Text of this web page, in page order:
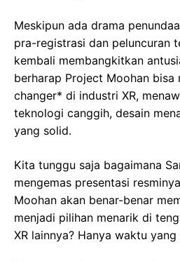
Meskipun ada drama
pra-registrasi dan peluncuran
kembali membangkitkan
berharap Project Moohan bisa
changer* di industri XR,
teknologi canggih, desain
yang solid.
Kita tunggu saja bagaimana
mengemas presentasi
Moohan akan benar-benar
menjadi pilihan menarik di
XR lainnya? Hanya waktu